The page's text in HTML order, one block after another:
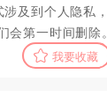
及到个人隐私
会第一时间删除。
我要收藏